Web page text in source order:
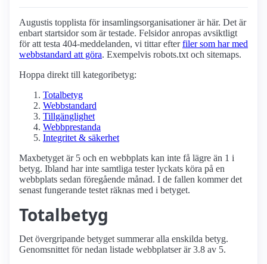
Augustis topplista för insamlings­organisationer är här. Det är
enbart startsidor som är testade. Felsidor anropas avsiktligt
för att testa 404-meddelanden, vi tittar efterfiler som har med
webbstandard att göra. Exempelvis robots.txt och sitemaps.
Hoppa direkt till kategoribetyg:
Totalbetyg
Webbstandard
Tillgänglighet
Webbprestanda
Integritet & säkerhet
Maxbetyget är 5 och en webbplats kan inte få lägre än 1 i
betyg. Ibland har inte samtliga tester lyckats köra på en
webbplats sedan föregående månad. I de fallen kommer det
senast fungerande testet räknas med i betyget.
Totalbetyg
Det övergripande betyget summerar alla enskilda betyg.
Genomsnittet för nedan listade webbplatser är 3.8 av 5.